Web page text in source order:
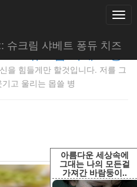
아름다운 세상속에
그대는 나의 모든걸
가져간 바람둥이..
슈크림 샤베트 퐁듀 치즈
::: 슈크림 샤베트 퐁
을 힘들게만 할것입니다. 저를 그
고 울리는 몹쓸 병